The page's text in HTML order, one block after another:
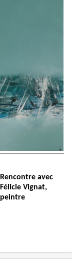
Rencontre avec
Félicie Vignat,
peintre